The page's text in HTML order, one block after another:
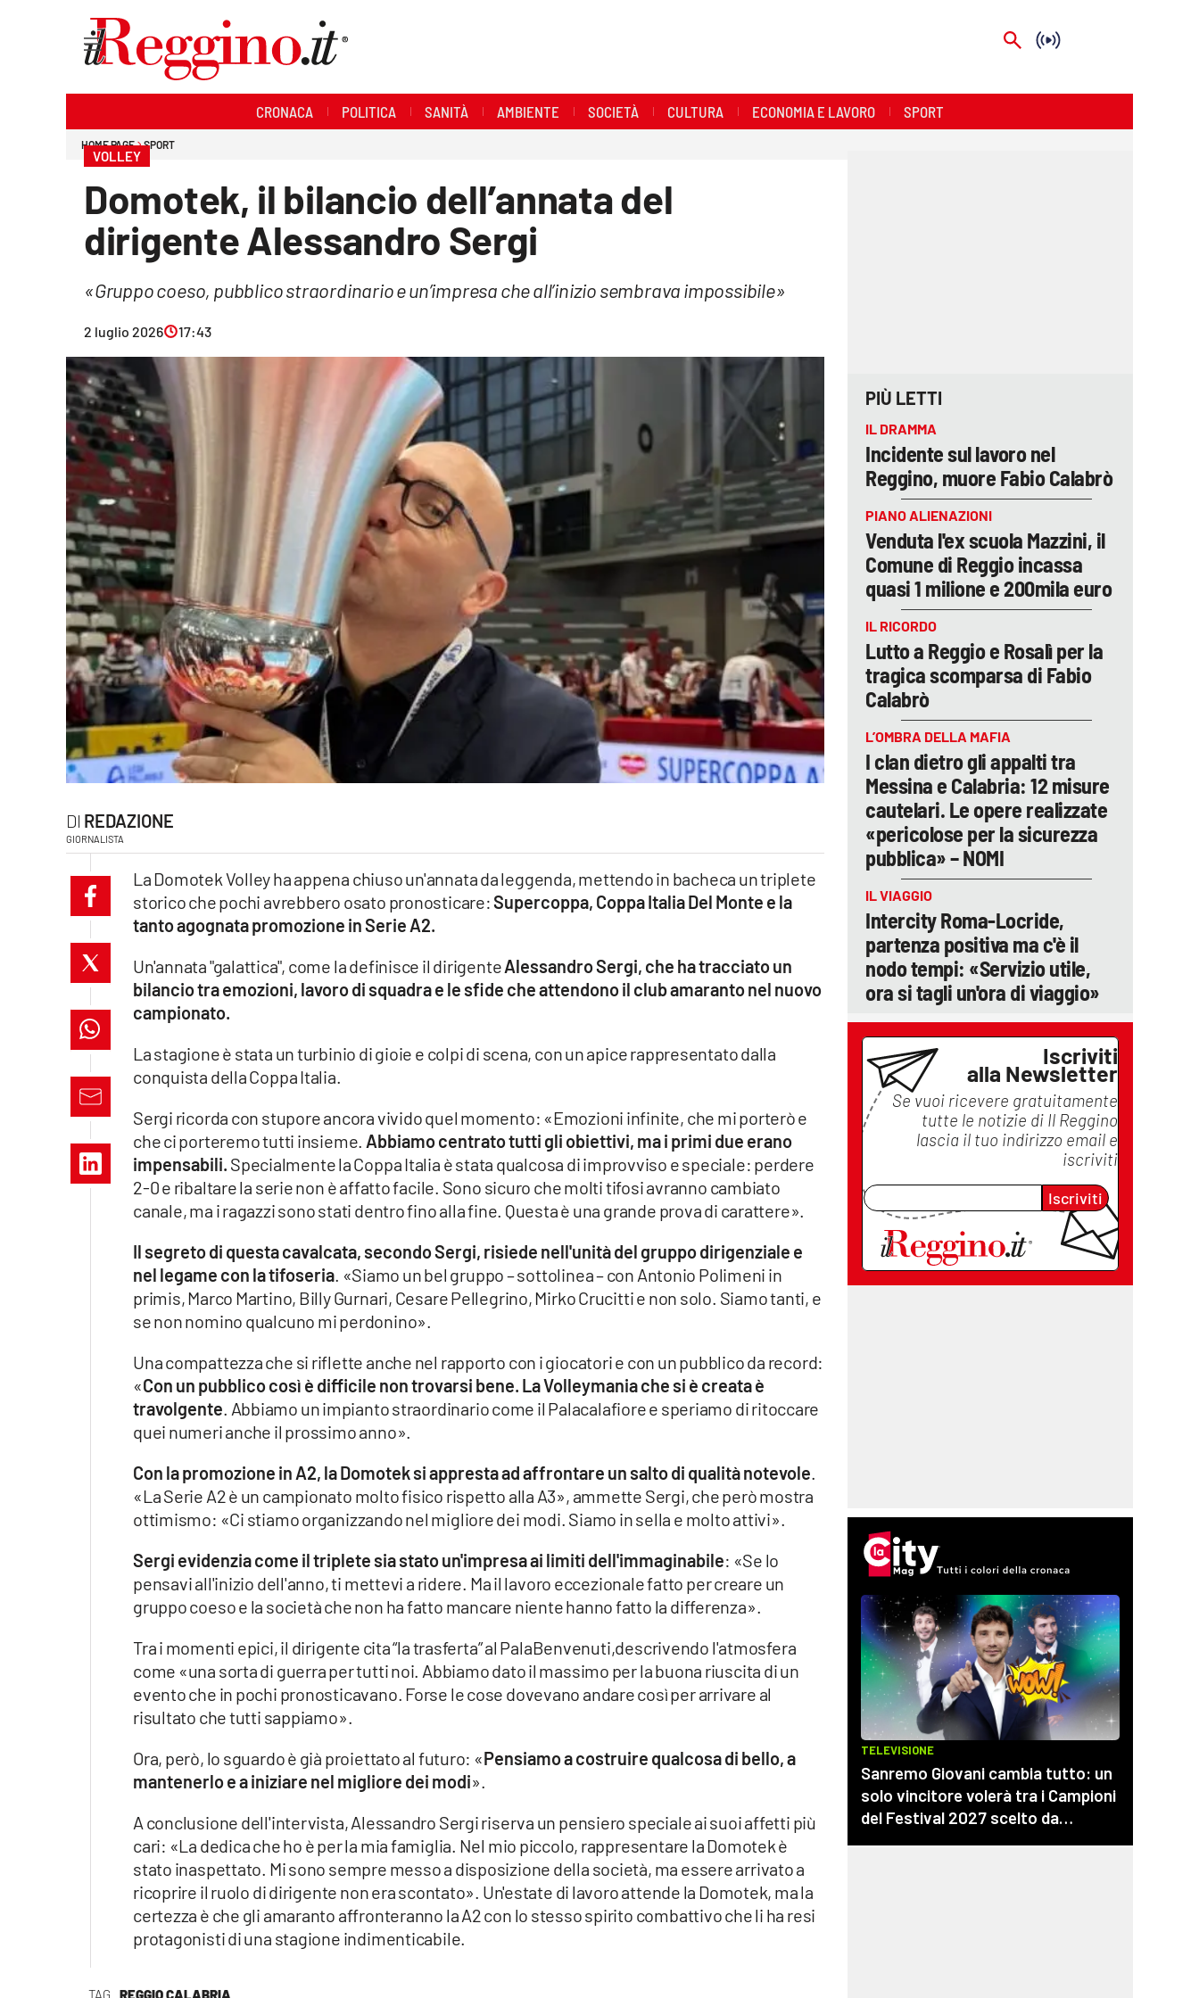
Economia e lavoro
Lac Network
catanzarochannel.it
lacapitalenews.it
Vai
CRONACA POLITICA SANITÀ AMBIENTE SOCIETÀ CULTURA ECONOMIA E LAVORO SPORT
HOME PAGE SPORT
VOLLEY
Domotek, il bilancio dell’annata del
dirigente Alessandro Sergi
«Gruppo coeso, pubblico straordinario e un’impresa che all’inizio sembrava impossibile»
2 luglio 2026 17:43
REDAZIONE
GIORNALISTA
TAG REGGIO CALABRIA
La Domotek Volley ha appena chiuso un'annata da leggenda, mettendo in bacheca un triplete
storico che pochi avrebbero osato pronosticare:Supercoppa, Coppa Italia Del Monte e la
tanto agognata promozione in Serie A2.
Un'annata "galattica", come la definisce il dirigenteAlessandro Sergi, che ha tracciato un
bilancio tra emozioni, lavoro di squadra e le sfide che attendono il club amaranto nel nuovo
campionato.
La stagione è stata un turbinio di gioie e colpi di scena, con un apice rappresentato dalla
conquista della Coppa Italia.
Sergi ricorda con stupore ancora vivido quel momento: «Emozioni infinite, che mi porterò e
che ci porteremo tutti insieme. Abbiamo centrato tutti gli obiettivi, ma i primi due erano
impensabili. Specialmente la Coppa Italia è stata qualcosa di improvviso e speciale: perdere
2-0 e ribaltare la serie non è affatto facile. Sono sicuro che molti tifosi avranno cambiato
canale, ma i ragazzi sono stati dentro fino alla fine. Questa è una grande prova di carattere».
Il segreto di questa cavalcata, secondo Sergi, risiede nell'unità del gruppo dirigenziale e
nel legame con la tifoseria . «Siamo un bel gruppo – sottolinea – con Antonio Polimeni in
primis, Marco Martino, Billy Gurnari, Cesare Pellegrino, Mirko Crucitti e non solo. Siamo tanti, e
se non nomino qualcuno mi perdonino».
Una compattezza che si riflette anche nel rapporto con i giocatori e con un pubblico da record:
«Con un pubblico così è difficile non trovarsi bene. La Volleymania che si è creata è
travolgente . Abbiamo un impianto straordinario come il Palacalafiore e speriamo di ritoccare
quei numeri anche il prossimo anno».
Con la promozione in A2, la Domotek si appresta ad affrontare un salto di qualità notevole
«La Serie A2 è un campionato molto fisico rispetto alla A3», ammette Sergi, che però mostra
ottimismo: «Ci stiamo organizzando nel migliore dei modi. Siamo in sella e molto attivi».
Sergi evidenzia come il triplete sia stato un'impresa ai limiti dell'immaginabile: «Se lo
pensavi all'inizio dell'anno, ti mettevi a ridere. Ma il lavoro eccezionale fatto per creare un
gruppo coeso e la società che non ha fatto mancare niente hanno fatto la differenza».
Tra i momenti epici, il dirigente cita “la trasferta” al PalaBenvenuti,descrivendo l'atmosfera
come «una sorta di guerra per tutti noi. Abbiamo dato il massimo per la buona riuscita di un
evento che in pochi pronosticavano. Forse le cose dovevano andare così per arrivare al
risultato che tutti sappiamo».
Ora, però, lo sguardo è già proiettato al futuro: «Pensiamo a costruire qualcosa di bello, a
mantenerlo e a iniziare nel migliore dei modi».
A conclusione dell'intervista, Alessandro Sergi riserva un pensiero speciale ai suoi affetti più
cari: «La dedica che ho è per la mia famiglia. Nel mio piccolo, rappresentare la Domotek è
stato inaspettato. Mi sono sempre messo a disposizione della società, ma essere arrivato a
ricoprire il ruolo di dirigente non era scontato». Un'estate di lavoro attende la Domotek, ma la
certezza è che gli amaranto affronteranno la A2 con lo stesso spirito combattivo che li ha resi
protagonisti di una stagione indimenticabile.
PIÙ LETTI
IL DRAMMA
Incidente sul lavoro nel
Reggino, muore Fabio Calabrò
PIANO ALIENAZIONI
Venduta l'ex scuola Mazzini, il
Comune di Reggio incassa
quasi 1 milione e 200mila euro
IL RICORDO
Lutto a Reggio e Rosalì per la
tragica scomparsa di Fabio
Calabrò
L’OMBRA DELLA MAFIA
I clan dietro gli appalti tra
Messina e Calabria: 12 misure
cautelari. Le opere realizzate
«pericolose per la sicurezza
pubblica» – NOMI
IL VIAGGIO
Intercity Roma-Locride,
partenza positiva ma c'è il
nodo tempi: «Servizio utile,
ora si tagli un'ora di viaggio»
Iscriviti
alla Newsletter
Se vuoi ricevere gratuitamente
tutte le notizie di Il Reggino
lascia il tuo indirizzo email e
iscriviti
Iscriviti